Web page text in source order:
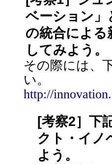
ベーション」
の統合による
してみよう。
その際には、
い。
http://
[考察2］下
クト・イノ
よう。